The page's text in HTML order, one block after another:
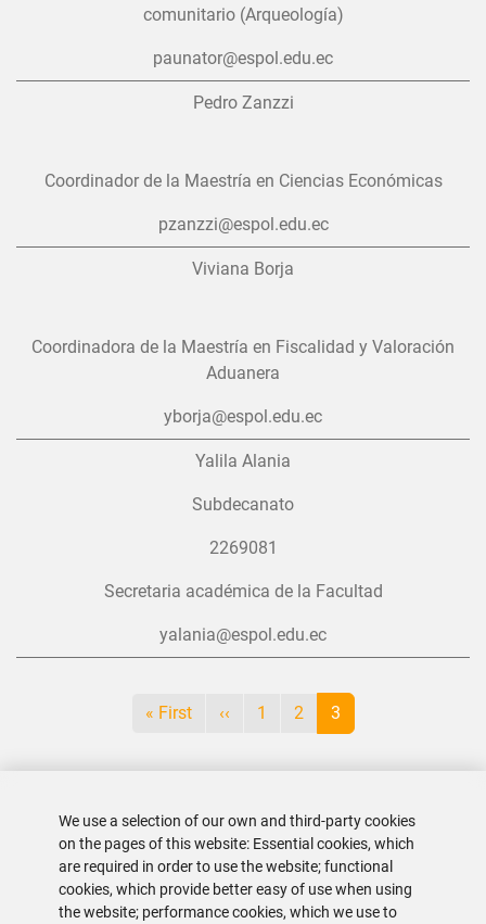
comunitario (Arqueología)
paunator@espol.edu.ec
Pedro Zanzzi
Coordinador de la Maestría en Ciencias Económicas
pzanzzi@espol.edu.ec
Viviana Borja
Coordinadora de la Maestría en Fiscalidad y Valoración
Aduanera
yborja@espol.edu.ec
Yalila Alania
Subdecanato
2269081
Secretaria académica de la Facultad
yalania@espol.edu.ec
First page
« First Previous page
‹‹ Page
1 Page
2 Current page
3
We use a selection of our own and third-party cookies
on the pages of this website: Essential cookies, which
are required in order to use the website; functional
cookies, which provide better easy of use when using
the website; performance cookies, which we use to